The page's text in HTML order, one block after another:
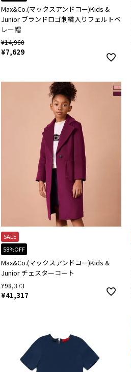
Max&Co.(マックスアンドコー)Kids &
Junior ブランドロゴ刺繍入りフェルトベ
レー帽
¥14,960
¥7,629
SALE
58%OFF
Max&Co.(マックスアンドコー)Kids &
Junior チェスターコート
¥98,373
¥41,317